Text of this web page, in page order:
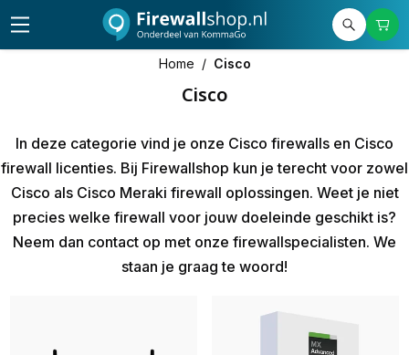
Home / Cisco
Cisco
In deze categorie vind je onze Cisco firewalls en Cisco
firewall licenties. Bij Firewallshop kun je terecht voor zowel
Cisco als Cisco Meraki firewall oplossingen. Weet je niet
precies welke firewall voor jouw doeleinde geschikt is?
Neem dan contact op met onze firewallspecialisten. We
staan je graag te woord!